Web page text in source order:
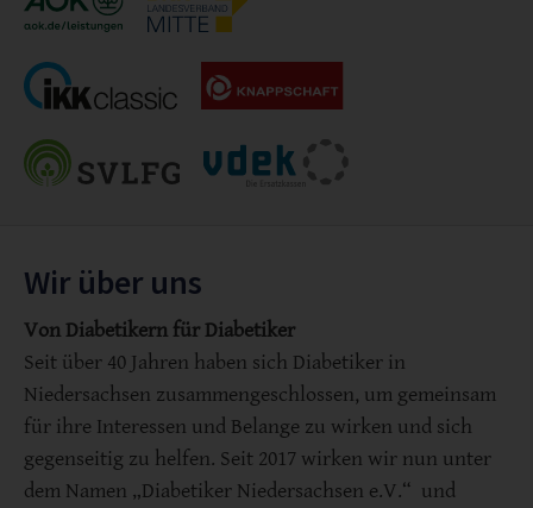
Wir über uns
Von Diabetikern für Diabetiker
Seit über 40 Jahren haben sich Diabetiker in
Niedersachsen zusammengeschlossen, um gemeinsam
für ihre Interessen und Belange zu wirken und sich
gegenseitig zu helfen. Seit 2017 wirken wir nun unter
dem Namen „Diabetiker Niedersachsen e.V.“ und